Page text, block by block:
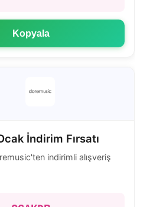
Kopyala
İndirim Fırsatı
indirimli alışveriş